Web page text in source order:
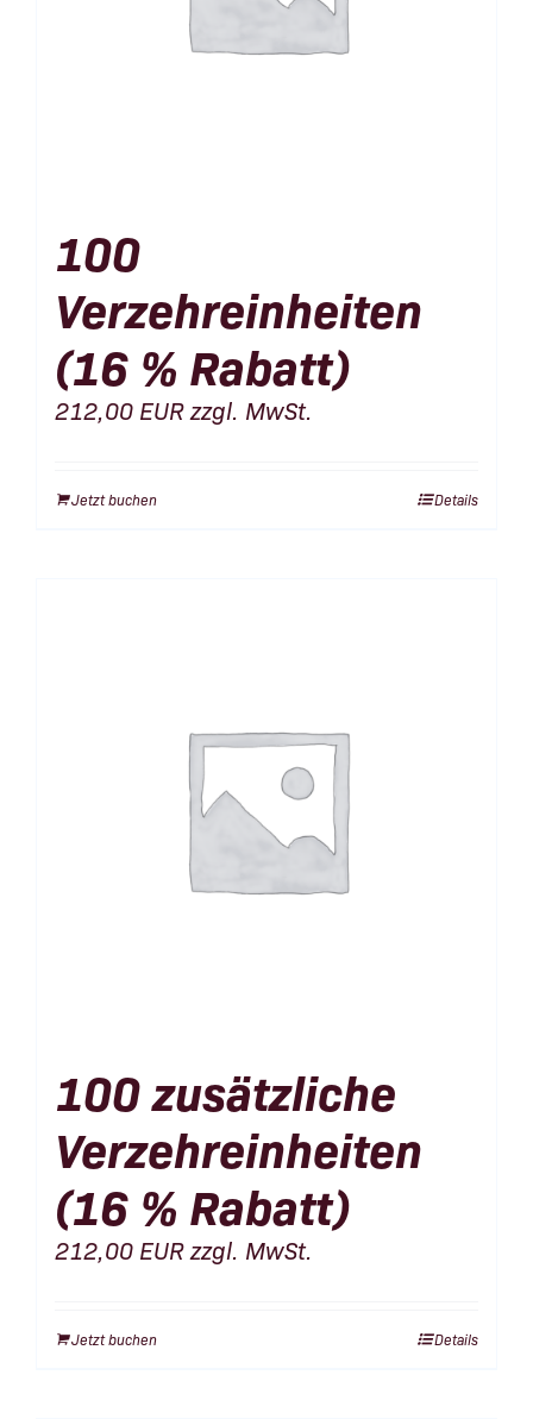
100
Verzehreinheiten
(16 % Rabatt)
212,00 EURzzgl. MwSt.
Jetzt buchen Details
100 zusätzliche
Verzehreinheiten
(16 % Rabatt)
212,00 EURzzgl. MwSt.
Jetzt buchen Details